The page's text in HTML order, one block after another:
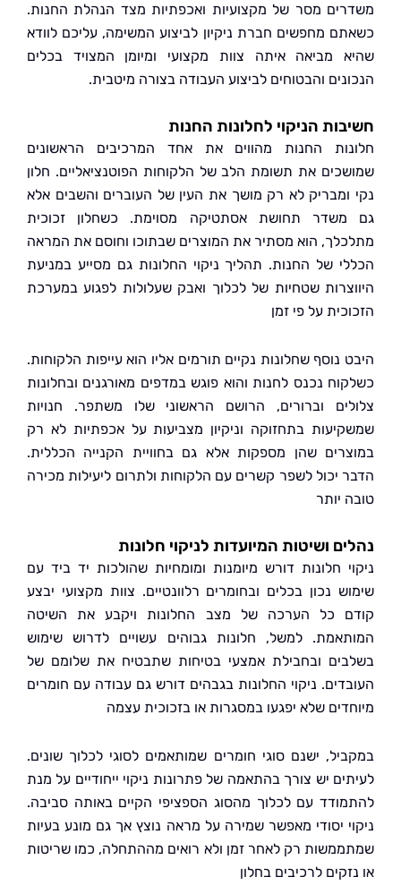
מסר של מקצועיות ואכפתיות מצד הנהלת החנות.
מחפשים חברת ניקיון לביצוע המשימה, עליכם לוודא
מביאה איתה צוות מקצועי ומיומן המצויד בכלים
והבטוחים לביצוע העבודה בצורה מיטבית.
הניקוי לחלונות החנות
החנות מהווים את אחד המרכיבים הראשונים
את תשומת הלב של הלקוחות הפוטנציאליים. חלון
לא רק מושך את העין של העוברים והשבים אלא
תחושת אסתטיקה מסוימת. כשחלון זכוכית
הוא מסתיר את המוצרים שבתוכו וחוסם את המראה
של החנות. תהליך ניקוי החלונות גם מסייע במניעת
שטחיות של לכלוך ואבק שעלולות לפגוע במערכת
על פי זמן
נוסף שחלונות נקיים תורמים אליו הוא עייפות הלקוחות.
נכנס לחנות והוא פוגש במדפים מאורגנים ובחלונות
וברורים, הרושם הראשוני שלו משתפר. חנויות
בתחזוקה וניקיון מצביעות על אכפתיות לא רק
שהן מספקות אלא גם בחוויית הקנייה הכללית.
יכול לשפר קשרים עם הלקוחות ולתרום ליעילות מכירה
יותר
ושיטות המיועדות לניקוי חלונות
חלונות דורש מיומנות ומומחיות שהולכות יד ביד עם
נכון בכלים ובחומרים רלוונטיים. צוות מקצועי יבצע
כל הערכה של מצב החלונות ויקבע את השיטה
למשל, חלונות גבוהים עשויים לדרוש שימוש
ובחבילת אמצעי בטיחות שתבטיח את שלומם של
ניקוי החלונות בגבהים דורש גם עבודה עם חומרים
שלא יפגעו במסגרות או בזכוכית עצמה
ישנם סוגי חומרים שמותאמים לסוגי לכלוך שונים.
יש צורך בהתאמה של פתרונות ניקוי ייחודיים על מנת
עם לכלוך מהסוג הספציפי הקיים באותה סביבה.
יסודי מאפשר שמירה על מראה נוצץ אך גם מונע בעיות
רק לאחר זמן ולא רואים מההתחלה, כמו שריטות
לרכיבים בחלון